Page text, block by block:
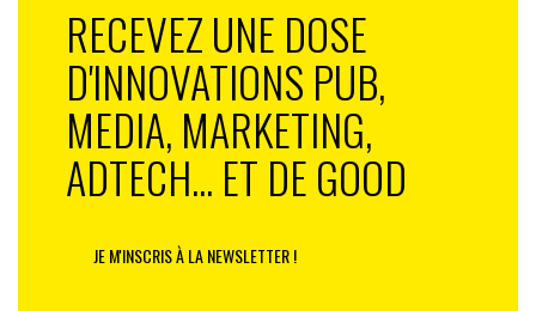
RECEVEZ UNE DOSE
D'INNOVATIONS PUB,
MEDIA, MARKETING,
ADTECH... ET DE GOOD
JE M'INSCRIS À LA NEWSLETTER !